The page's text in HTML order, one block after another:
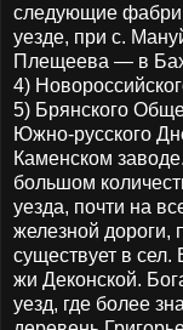
следующие
уезде, при с.
Плещеева — в
4)
5) Брянского
Южно-русского
Каменском
большом
уезда, почти на
железной
существует в сел.
жи Деконской.
уезд, где более